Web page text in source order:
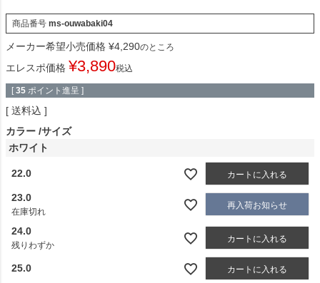
商品番号 ms-ouwabaki04
メーカー希望小売価格 ¥4,290のところ
エレスポ価格 ¥3,890税込
[ 35 ポイント進呈 ]
送料込
カラー サイズ
ホワイト
22.0 カートに入れる
23.0
在庫切れ
再入荷お知らせ
24.0
残りわずか
カートに入れる
25.0 カートに入れる